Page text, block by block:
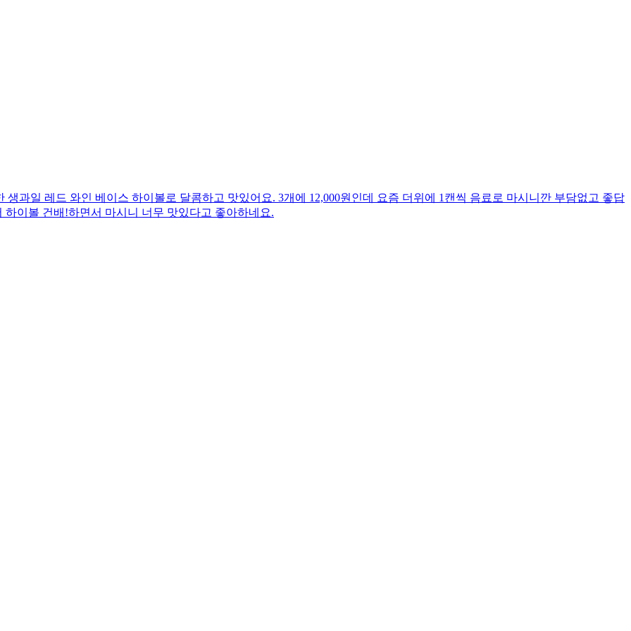
과일 레드 와인 베이스 하이볼로 달콤하고 맛있어요. 3개에 12,000원인데 요즘 더위에 1캔씩 음료로 마시니깐 부담없고 좋답
이볼 건배!하면서 마시니 너무 맛있다고 좋아하네요.